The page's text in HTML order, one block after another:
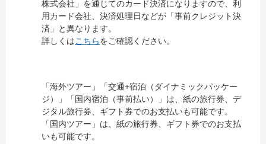
株式会社」を通じてのカード決済になりますので、利
用カード会社、決済処理日などが「事前クレジット決
済」と異なります。
詳しくはこちらをご確認ください。
「海外ツアー」「交通+宿泊（ダイナミックパッケー
ジ）」「国内宿泊（事前払い）」は、紙の旅行券、デ
ジタル旅行券、ギフト券でのお支払いも可能です。
「国内ツアー」は、紙の旅行券、ギフト券でのお支払
いも可能です。